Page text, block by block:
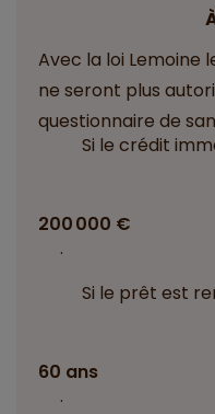
Avec la loi Lemoine
ne seront plus
questionnaire de
Si le crédit
200 000 €
.
Si le prêt est
60 ans
.